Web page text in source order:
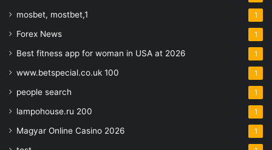
mosbet, mostbet,1 1
Forex News 1
Best fitness app for woman in USA at 2026 1
www.betspecial.co.uk 100 1
people search 1
lampohouse.ru 200 1
Magyar Online Casino 2026 1